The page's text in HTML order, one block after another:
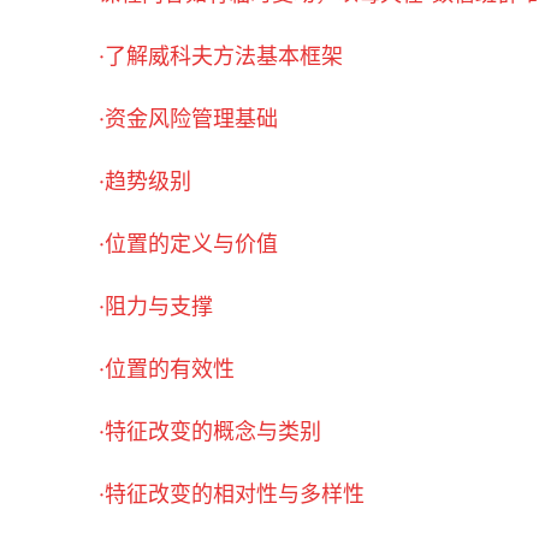
·了解威科夫方法基本框架
·资金风险管理基础
·趋势级别
·位置的定义与价值
·阻力与支撑
·位置的有效性
·特征改变的概念与类别
·特征改变的相对性与多样性